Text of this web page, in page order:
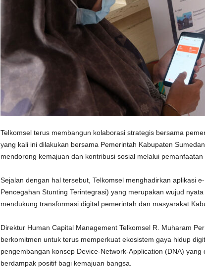
Telkomsel terus membangun kolaborasi strategis bersama
yang kali ini dilakukan bersama Pemerintah Kabupaten
mendorong kemajuan dan kontribusi sosial melalui pemanfaatan
Sejalan dengan hal tersebut, Telkomsel menghadirkan aplikasi
Pencegahan Stunting Terintegrasi) yang merupakan wujud
mendukung transformasi digital pemerintah dan masyarakat
Direktur Human Capital Management Telkomsel R. Muharam
berkomitmen untuk terus memperkuat ekosistem gaya hidup
pengembangan konsep Device-Network-Application (DNA)
berdampak positif bagi kemajuan bangsa.